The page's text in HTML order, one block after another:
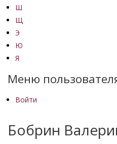
Ш
Щ
Э
Ю
Я
Меню
Войти
Бобрин